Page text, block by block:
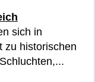
sich in
zu historischen